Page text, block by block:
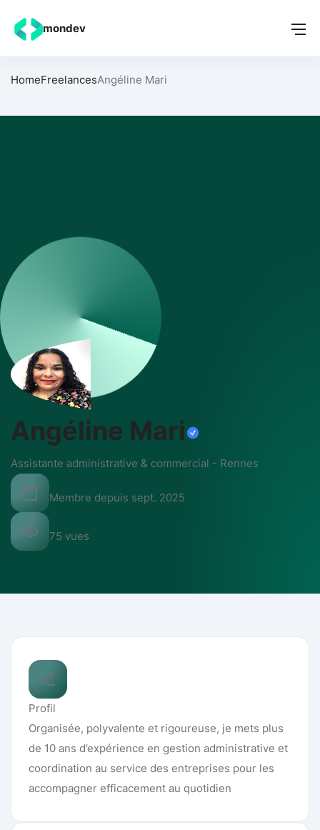
mondev
HomeFreelancesAngéline Mari
Angéline Mari
Assistante administrative & commercial - Rennes
Membre depuis sept. 2025
75 vues
Profil
Organisée, polyvalente et rigoureuse, je mets plus
de 10 ans d’expérience en gestion administrative et
coordination au service des entreprises pour les
accompagner efficacement au quotidien